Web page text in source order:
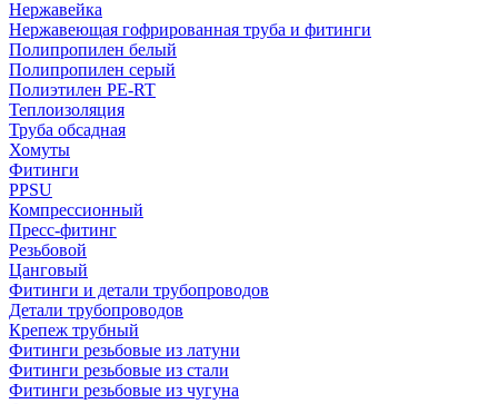
Нержавейка
Нержавеющая гофрированная труба и фитинги
Полипропилен белый
Полипропилен серый
Полиэтилен PE-RT
Теплоизоляция
Труба обсадная
Хомуты
Фитинги
PPSU
Компрессионный
Пресс-фитинг
Резьбовой
Цанговый
Фитинги и детали трубопроводов
Детали трубопроводов
Крепеж трубный
Фитинги резьбовые из латуни
Фитинги резьбовые из стали
Фитинги резьбовые из чугуна